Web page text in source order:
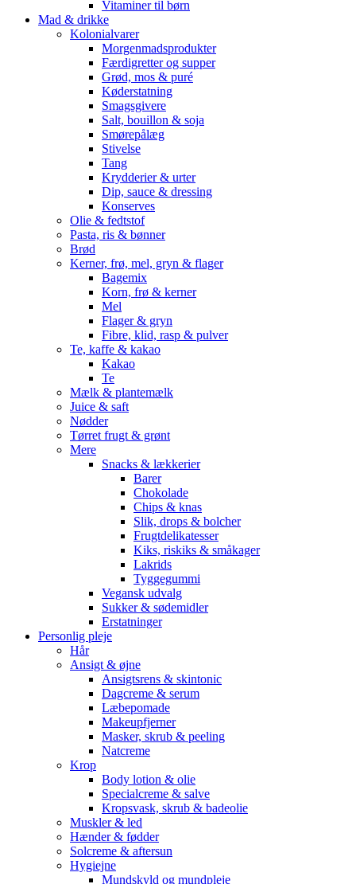
Vitaminer til børn
Mad & drikke
Kolonialvarer
Morgenmadsprodukter
Færdigretter og supper
Grød, mos & puré
Køderstatning
Smagsgivere
Salt, bouillon & soja
Smørepålæg
Stivelse
Tang
Krydderier & urter
Dip, sauce & dressing
Konserves
Olie & fedtstof
Pasta, ris & bønner
Brød
Kerner, frø, mel, gryn & flager
Bagemix
Korn, frø & kerner
Mel
Flager & gryn
Fibre, klid, rasp & pulver
Te, kaffe & kakao
Kakao
Te
Mælk & plantemælk
Juice & saft
Nødder
Tørret frugt & grønt
Mere
Snacks & lækkerier
Barer
Chokolade
Chips & knas
Slik, drops & bolcher
Frugtdelikatesser
Kiks, riskiks & småkager
Lakrids
Tyggegummi
Vegansk udvalg
Sukker & sødemidler
Erstatninger
Personlig pleje
Hår
Ansigt & øjne
Ansigtsrens & skintonic
Dagcreme & serum
Læbepomade
Makeupfjerner
Masker, skrub & peeling
Natcreme
Krop
Body lotion & olie
Specialcreme & salve
Kropsvask, skrub & badeolie
Muskler & led
Hænder & fødder
Solcreme & aftersun
Hygiejne
Mundskyld og mundpleje